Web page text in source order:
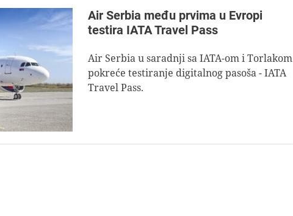
Air Serbia među prvima u Evropi
testira IATA Travel Pass
Air Serbia u saradnji sa IATA-om i Torlakom
pokreće testiranje digitalnog pasoša - IATA
Travel Pass.